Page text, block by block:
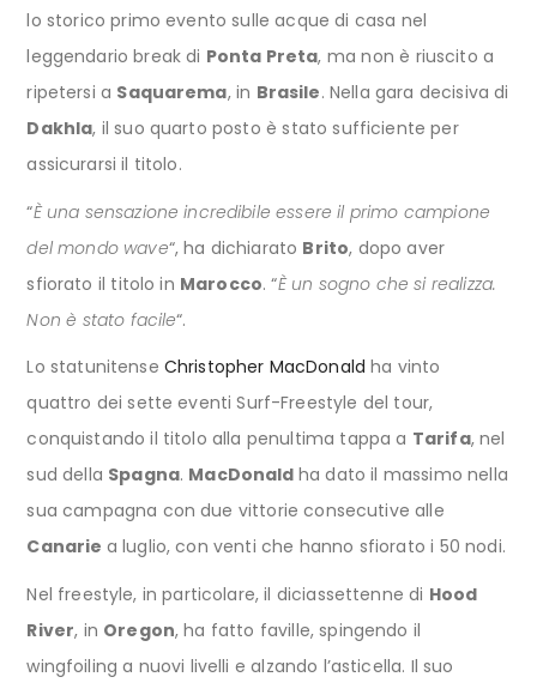
lo storico primo evento sulle acque di casa nel
leggendario break di Ponta Preta, ma non è riuscito a
ripetersi a Saquarema, in Brasile. Nella gara decisiva di
Dakhla, il suo quarto posto è stato sufficiente per
assicurarsi il titolo.
“È una sensazione incredibile essere il primo campione
del mondo wave“, ha dichiarato Brito, dopo aver
sfiorato il titolo in Marocco. “È un sogno che si realizza.
Non è stato facile“.
Lo statunitense Christopher MacDonaldha vinto
quattro dei sette eventi Surf-Freestyle del tour,
conquistando il titolo alla penultima tappa a Tarifa, nel
sud della Spagna. MacDonald ha dato il massimo nella
sua campagna con due vittorie consecutive alle
Canarie a luglio, con venti che hanno sfiorato i 50 nodi.
Nel freestyle, in particolare, il diciassettenne di Hood
River, in Oregon, ha fatto faville, spingendo il
wingfoiling a nuovi livelli e alzando l’asticella. Il suo